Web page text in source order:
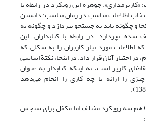
جوهرة این رویکرد در رابطه با
اطلاعات مناسب در زمان مناسب؛ دانستن
و چگونه باید به جستجو بپردازد و چگونه به
نپردازد. در رابطه با کتابداران، این
اطلاعات مورد نیاز کاربران را به شکلی که
در اختیار آنان قرار داد. در اینجا، نکتة اساسی
کاربر است، نه اینکه کتابدار به عنوان
را ارائه یا چه کاری را انجام می‌دهد
(2002، ص 1) هم سه رویکرد مختلف اما مکمّل برای سنجش